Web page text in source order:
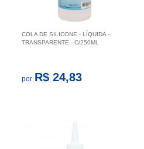
COLA DE SILICONE - LÍQUIDA -
TRANSPARENTE - C/250ML
por R$ 24,83